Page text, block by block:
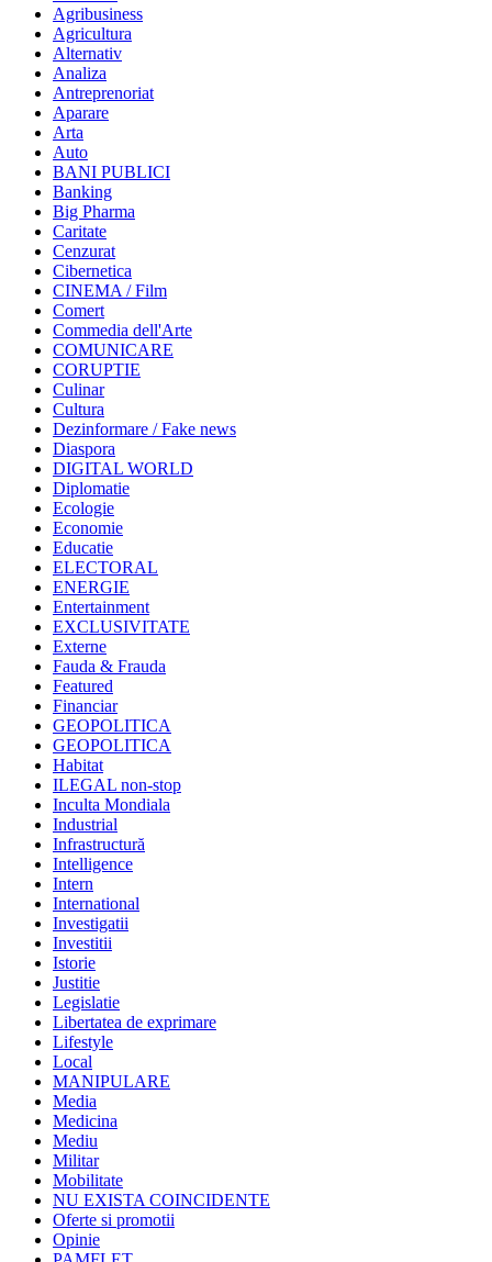
Agribusiness
Agricultura
Alternativ
Analiza
Antreprenoriat
Aparare
Arta
Auto
BANI PUBLICI
Banking
Big Pharma
Caritate
Cenzurat
Cibernetica
CINEMA / Film
Comert
Commedia dell'Arte
COMUNICARE
CORUPTIE
Culinar
Cultura
Dezinformare / Fake news
Diaspora
DIGITAL WORLD
Diplomatie
Ecologie
Economie
Educatie
ELECTORAL
ENERGIE
Entertainment
EXCLUSIVITATE
Externe
Fauda & Frauda
Featured
Financiar
GEOPOLITICA
GEOPOLITICA
Habitat
ILEGAL non-stop
Inculta Mondiala
Industrial
Infrastructură
Intelligence
Intern
International
Investigatii
Investitii
Istorie
Justitie
Legislatie
Libertatea de exprimare
Lifestyle
Local
MANIPULARE
Media
Medicina
Mediu
Militar
Mobilitate
NU EXISTA COINCIDENTE
Oferte si promotii
Opinie